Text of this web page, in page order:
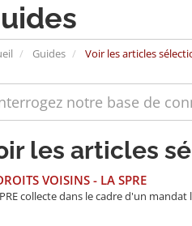
Guides Voir les articles
les articles
VOISINS - LA SPRE
collecte dans le cadre d'un